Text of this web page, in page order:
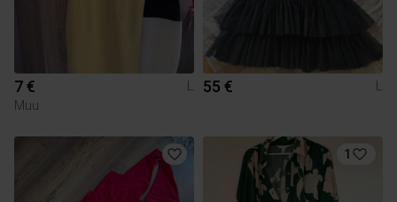
7 €
L
Muu
55 € L
1